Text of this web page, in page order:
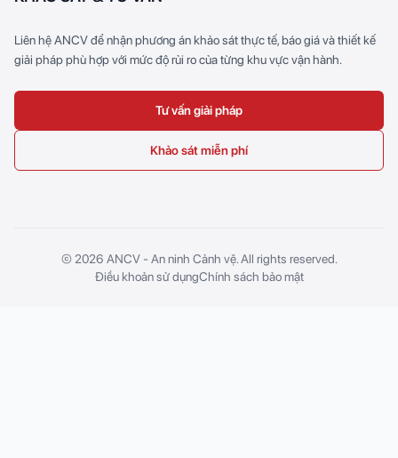
Liên hệ ANCV để nhận phương án khảo sát thực tế, báo giá và thiết kế
giải pháp phù hợp với mức độ rủi ro của từng khu vực vận hành.
Tư vấn giải pháp
Khảo sát miễn phí
© 2026 ANCV - An ninh Cảnh vệ. All rights reserved.
Điều khoản sử dụngChính sách bảo mật